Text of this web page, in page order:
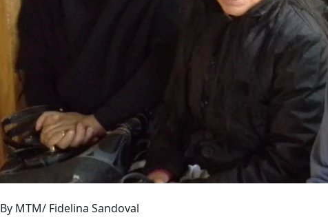
By MTM/ Fidelina Sandoval